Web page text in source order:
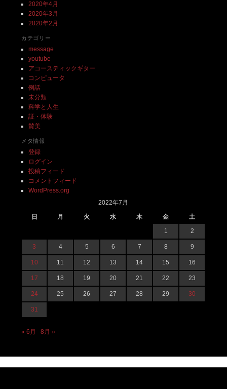
2020年4月
2020年3月
2020年2月
カテゴリー
message
youtube
アコースティックギター
コンピュータ
例話
未分類
科学と人生
証・体験
賛美
メタ情報
登録
ログイン
投稿フィード
コメントフィード
WordPress.org
2022年7月
日
月 火 水 木 金
土
1
2
3 4 5 6 7 8 9
10 11 12 13 14 15 16
17 18 19 20 21 22 23
24 25 26 27 28 29 30
31
« 6月 8月 »